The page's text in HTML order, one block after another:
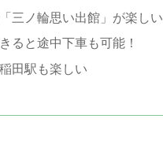
三ノ輪思い出館」が楽しい
ると途中下車も可能！
田駅も楽しい